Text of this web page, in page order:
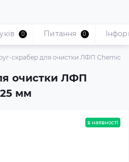
скрабер для очистки ЛФП
очистки ЛФП
мм
0 Питання 0
в наявності